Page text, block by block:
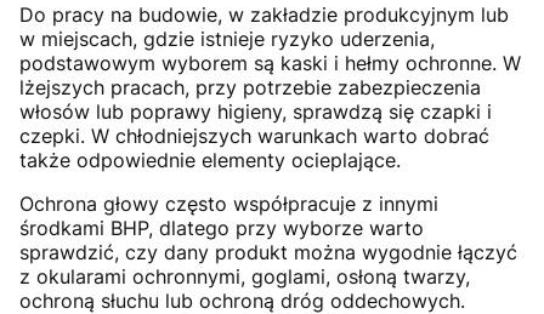
Do pracy na budowie, w zakładzie produkcyjnym lub
w miejscach, gdzie istnieje ryzyko uderzenia,
podstawowym wyborem są kaski i hełmy ochronne. W
lżejszych pracach, przy potrzebie zabezpieczenia
włosów lub poprawy higieny, sprawdzą się czapki i
czepki. W chłodniejszych warunkach warto dobrać
także odpowiednie elementy ocieplające.
Ochrona głowy często współpracuje z innymi
środkami BHP, dlatego przy wyborze warto
sprawdzić, czy dany produkt można wygodnie łączyć
z okularami ochronnymi, goglami, osłoną twarzy,
ochroną słuchu lub ochroną dróg oddechowych.